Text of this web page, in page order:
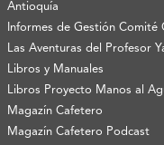
Antioquía
Informes de Gestión Comité
Las Aventuras del Profesor
Libros y Manuales
Libros Proyecto Manos al
Magazín Cafetero
Magazín Cafetero Podcast